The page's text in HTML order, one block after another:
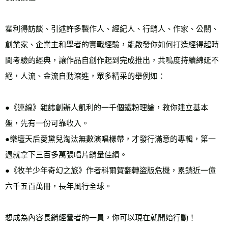
霍利得訪談、引述許多製作人、經紀人、行銷人、作家、公關、
創業家、企業主和學者的實戰經驗，能啟發你如何打造經得起時
間考驗的經典，讓作品自創作起到完成推出，共鳴度持續綿延不
絕，人流、金流自動滾進，眾多精采的舉例如：
●《連線》雜誌創辦人凱利的一千個鐵粉理論，教你建立基本
盤，先有一份可靠收入。
●樂壇天后愛黛兒淘汰無數演唱樣帶，才發行滿意的專輯，第一
週就拿下三百多萬張唱片銷量佳績。
●《牧羊少年奇幻之旅》作者科爾賀翻轉盜版危機，累銷近一億
六千五百萬冊，長年風行全球。
想成為內容長銷經營者的一員，你可以現在就開始行動！